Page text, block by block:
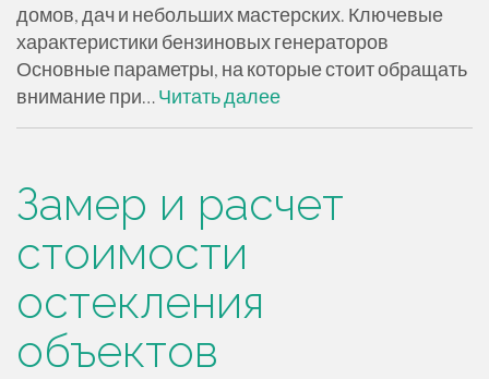
домов, дач и небольших мастерских. Ключевые
характеристики бензиновых генераторов
Основные параметры, на которые стоит обращать
внимание при…Читать далее
Замер и расчет
стоимости
остекления
объектов